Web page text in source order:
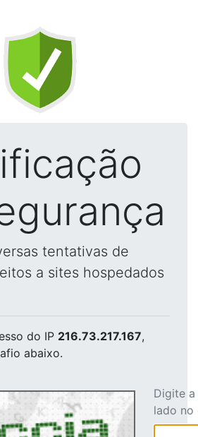
tentativas de
a sites hospedados
do IP 216.73.217.167,
abaixo.
Digite
lado no